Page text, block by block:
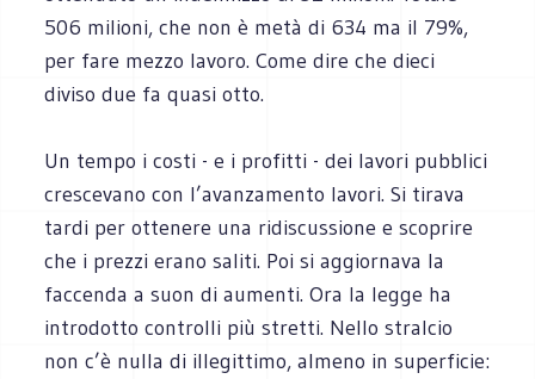
506 milioni, che non è metà di 634 ma il 79%,
per fare mezzo lavoro. Come dire che dieci
diviso due fa quasi otto.
Un tempo i costi - e i profitti - dei lavori pubblici
crescevano con l’avanzamento lavori. Si tirava
tardi per ottenere una ridiscussione e scoprire
che i prezzi erano saliti. Poi si aggiornava la
faccenda a suon di aumenti. Ora la legge ha
introdotto controlli più stretti. Nello stralcio
non c’è nulla di illegittimo, almeno in superficie: